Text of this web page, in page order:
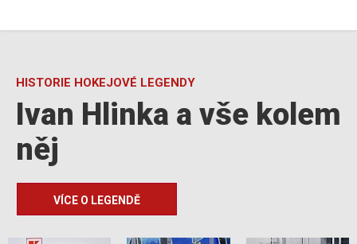
HISTORIE HOKEJOVÉ LEGENDY
Ivan Hlinka a vše kolem
něj
VÍCE O LEGENDĚ